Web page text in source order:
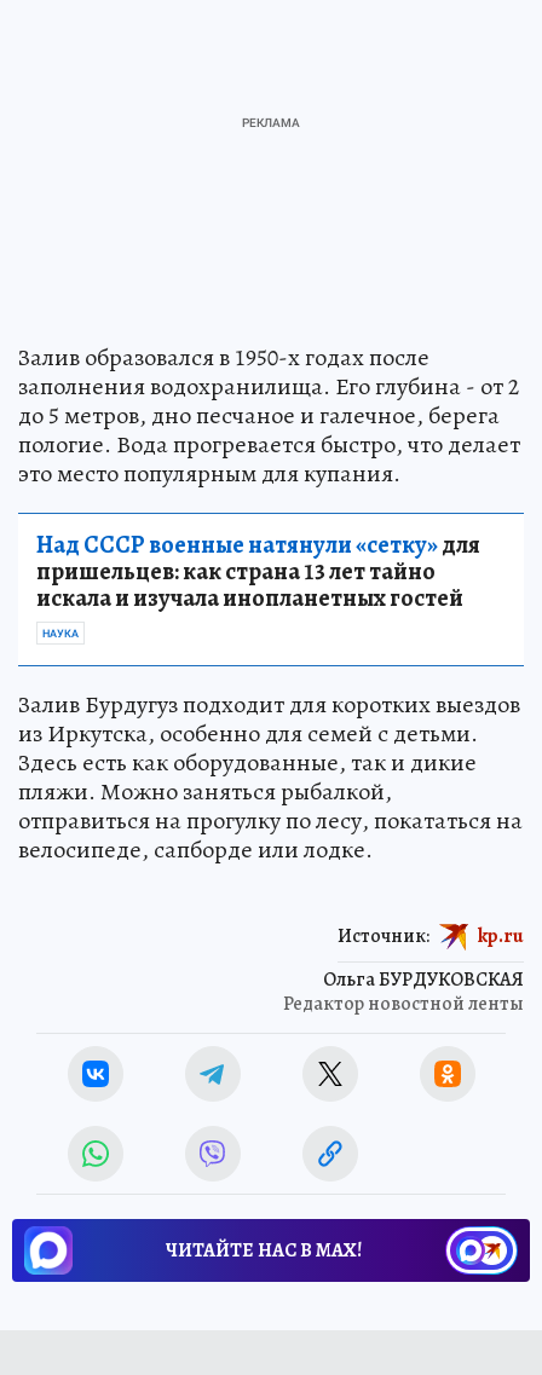
Залив образовался в 1950-х годах после
заполнения водохранилища. Его глубина - от 2
до 5 метров, дно песчаное и галечное, берега
пологие. Вода прогревается быстро, что делает
это место популярным для купания.
Над СССР военные натянули «сетку»для
пришельцев: как страна 13 лет тайно
искала и изучала инопланетных гостей
НАУКА
Залив Бурдугуз подходит для коротких выездов
из Иркутска, особенно для семей с детьми.
Здесь есть как оборудованные, так и дикие
пляжи. Можно заняться рыбалкой,
отправиться на прогулку по лесу, покататься на
велосипеде, сапборде или лодке.
Ольга БУРДУКОВСКАЯ
Редактор новостной ленты
Источник: kp.ru
ЧИТАЙТЕ НАС В МАХ!